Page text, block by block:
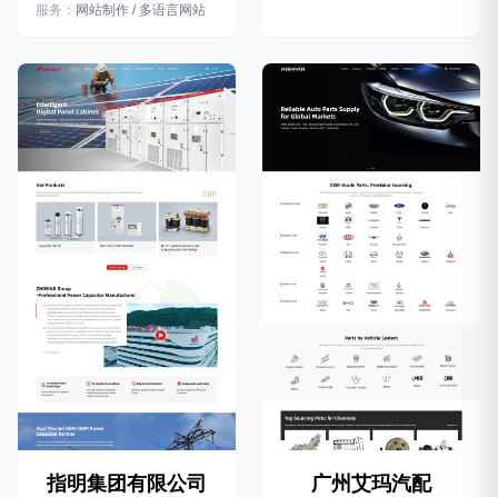
服务： 网站制作 / 多语言网站
指明集团有限公司 广州艾玛汽配